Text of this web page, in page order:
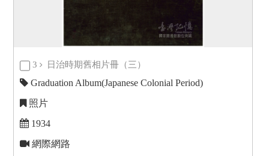
3 日治時期舊相片冊（三）
Graduation Album(Japanese Colonial Period)
照片
1934
網際網路